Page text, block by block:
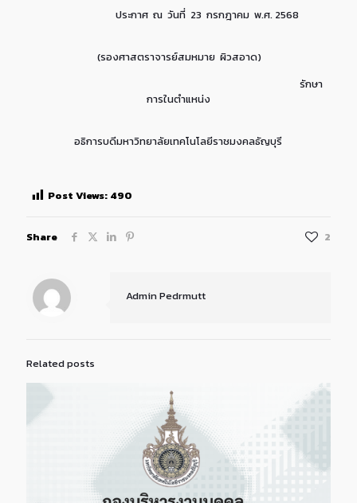
ประกาศ ณ วันที่ 23 กรกฎาคม พ.ศ. 2568
(รองศาสตราจารย์สมหมาย ผิวสอาด)
รักษา
การในตำแหน่ง
อธิการบดีมหาวิทยาลัยเทคโนโลยีราชมงคลธัญบุรี
Post Views: 490
Share 2
Admin Pedrmutt
Related posts